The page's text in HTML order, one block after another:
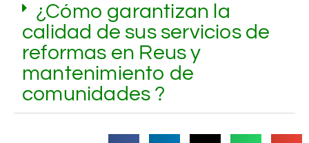
¿Cómo garantizan la
calidad de sus servicios de
reformas en Reus y
mantenimiento de
comunidades ?